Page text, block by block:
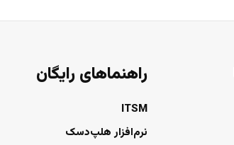
راهنماهای رایگان
ITSM
نرم‌افزار هلپ‌دسک